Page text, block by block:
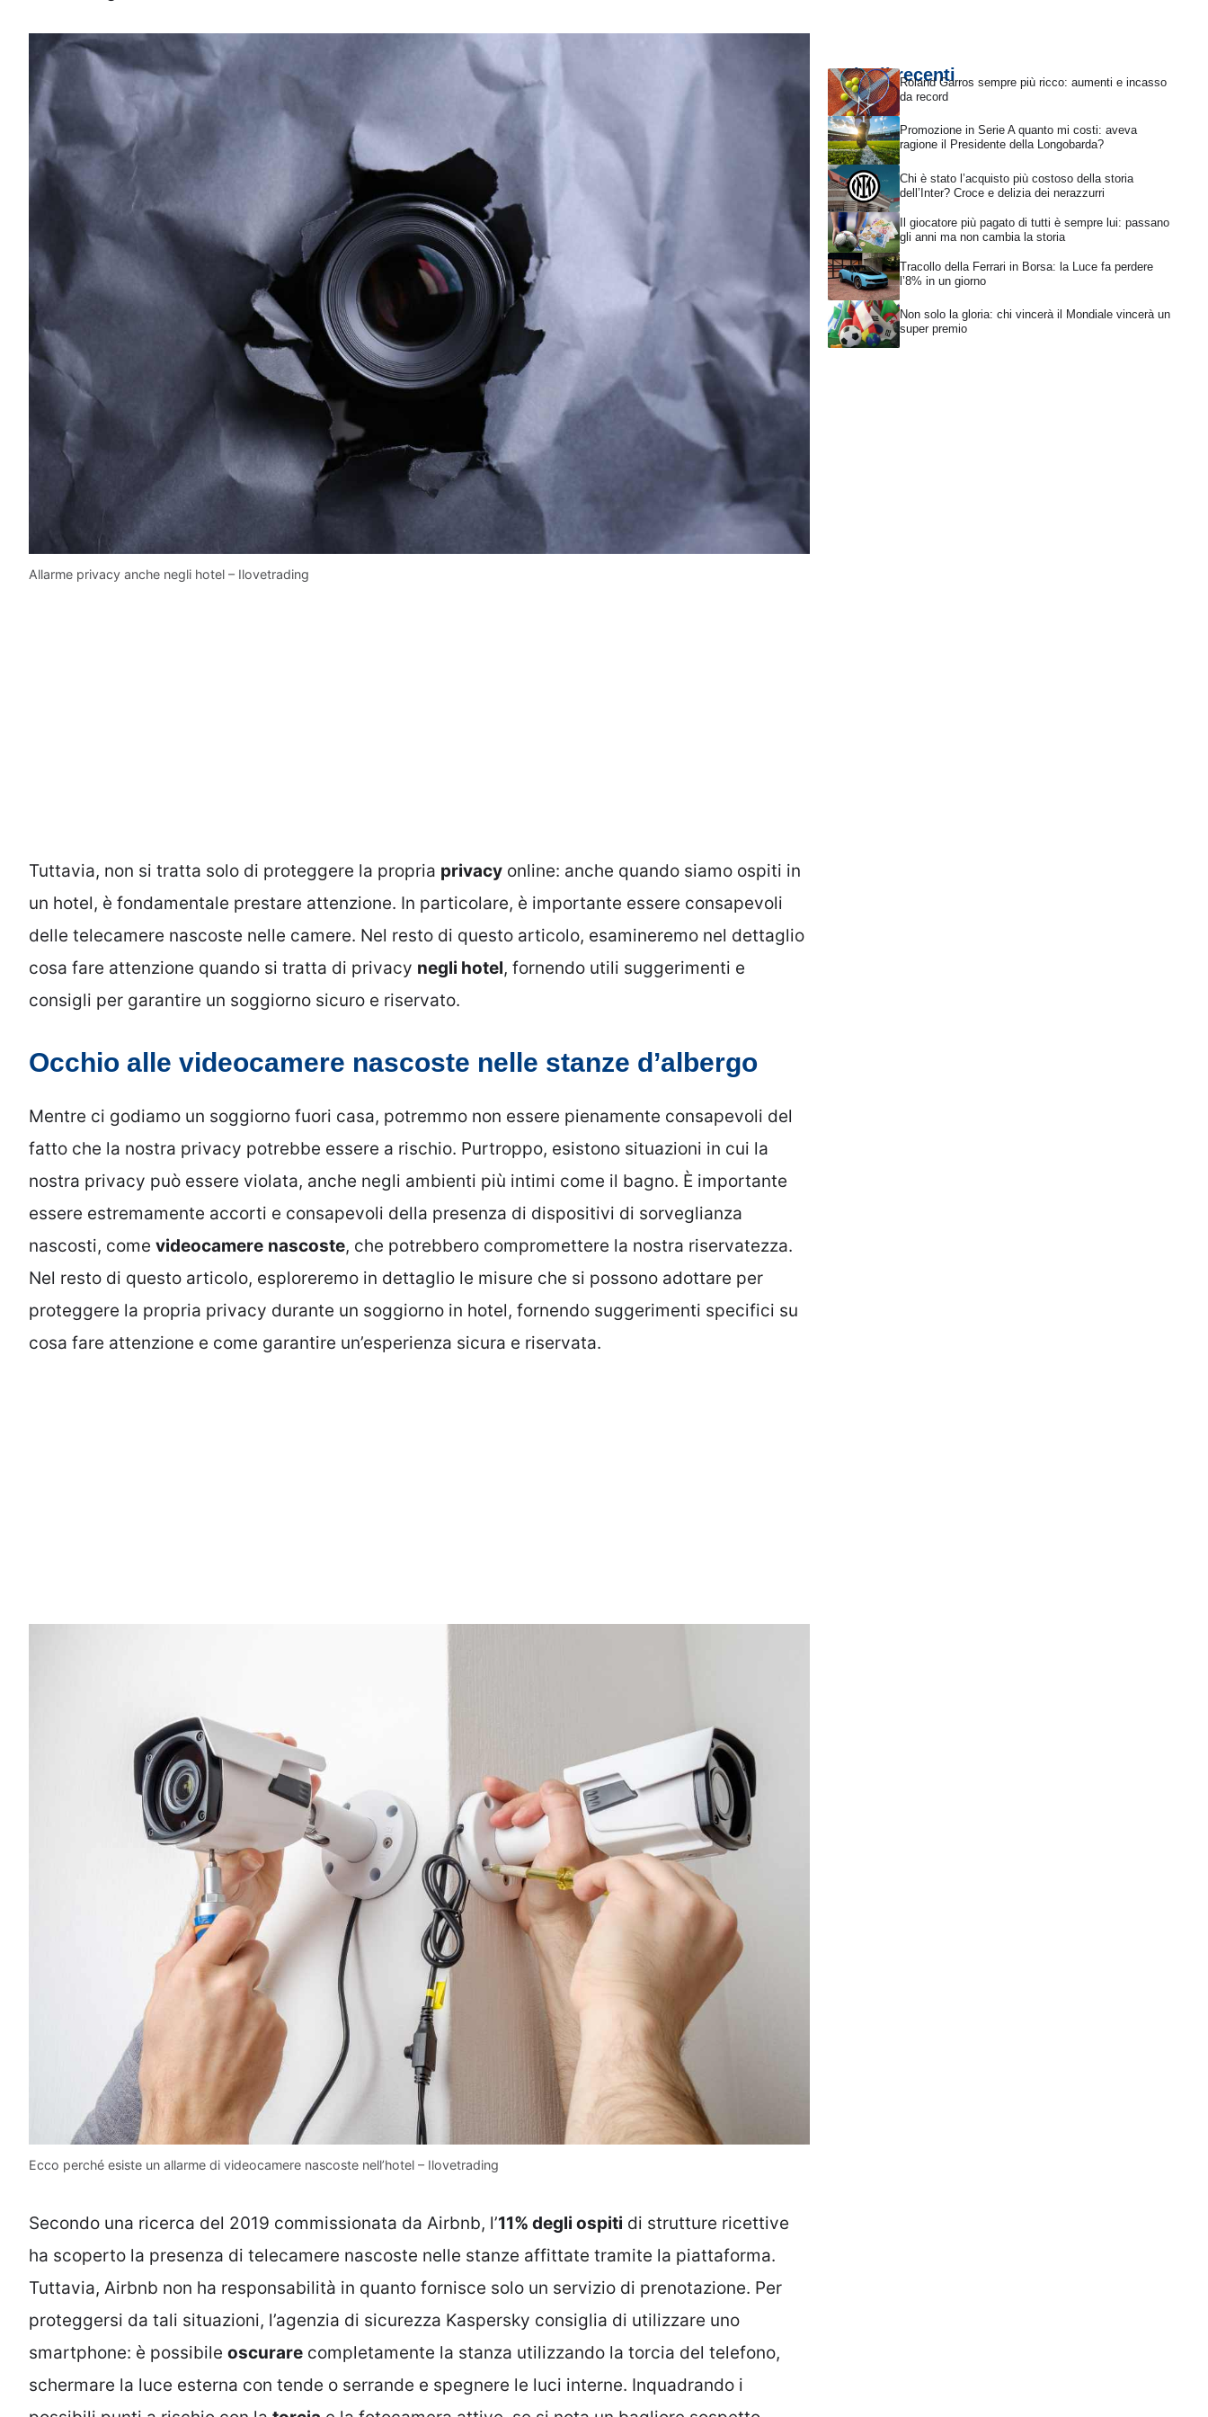
Allarme privacy anche negli hotel – Ilovetrading
Tuttavia, non si tratta solo di proteggere la propria privacy online: anche quando siamo ospiti in
un hotel, è fondamentale prestare attenzione. In particolare, è importante essere consapevoli
delle telecamere nascoste nelle camere. Nel resto di questo articolo, esamineremo nel dettaglio
cosa fare attenzione quando si tratta di privacy negli hotel, fornendo utili suggerimenti e
consigli per garantire un soggiorno sicuro e riservato.
Occhio alle videocamere nascoste nelle stanze d’albergo
Mentre ci godiamo un soggiorno fuori casa, potremmo non essere pienamente consapevoli del
fatto che la nostra privacy potrebbe essere a rischio. Purtroppo, esistono situazioni in cui la
nostra privacy può essere violata, anche negli ambienti più intimi come il bagno. È importante
essere estremamente accorti e consapevoli della presenza di dispositivi di sorveglianza
nascosti, come videocamere nascoste, che potrebbero compromettere la nostra riservatezza.
Nel resto di questo articolo, esploreremo in dettaglio le misure che si possono adottare per
proteggere la propria privacy durante un soggiorno in hotel, fornendo suggerimenti specifici su
cosa fare attenzione e come garantire un’esperienza sicura e riservata.
Ecco perché esiste un allarme di videocamere nascoste nell’hotel – Ilovetrading
Secondo una ricerca del 2019 commissionata da Airbnb, l’11% degli ospiti di strutture ricettive
ha scoperto la presenza di telecamere nascoste nelle stanze affittate tramite la piattaforma.
Tuttavia, Airbnb non ha responsabilità in quanto fornisce solo un servizio di prenotazione. Per
proteggersi da tali situazioni, l’agenzia di sicurezza Kaspersky consiglia di utilizzare uno
smartphone: è possibile oscurare completamente la stanza utilizzando la torcia del telefono,
schermare la luce esterna con tende o serrande e spegnere le luci interne. Inquadrando i
Articoli recentiRoland Garros sempre più ricco: aumenti e incasso
da record
Promozione in Serie A quanto mi costi: aveva
ragione il Presidente della Longobarda?
Chi è stato l’acquisto più costoso della storia
dell’Inter? Croce e delizia dei nerazzurri
Il giocatore più pagato di tutti è sempre lui: passano
gli anni ma non cambia la storia
Tracollo della Ferrari in Borsa: la Luce fa perdere
l’8% in un giorno
Non solo la gloria: chi vincerà il Mondiale vincerà un
super premio